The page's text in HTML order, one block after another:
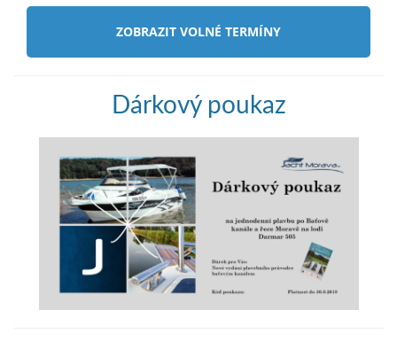
ZOBRAZIT VOLNÉ TERMÍNY
Dárkový poukaz